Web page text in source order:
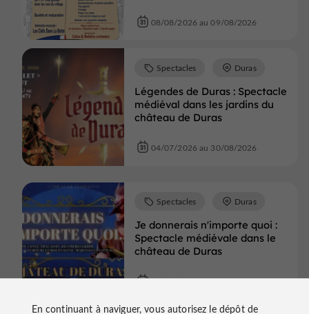
08/08/2026 au 09/08/2026
Légendes de Duras : Spectacle
médiéval dans les jardins du
château de Duras
Spectacles Duras
04/07/2026 au 30/08/2026
Je donnerais n'importe quoi :
Spectacle médiévale dans le
château de Duras
Spectacles Duras
10/08/2026
En continuant à naviguer, vous autorisez le dépôt de